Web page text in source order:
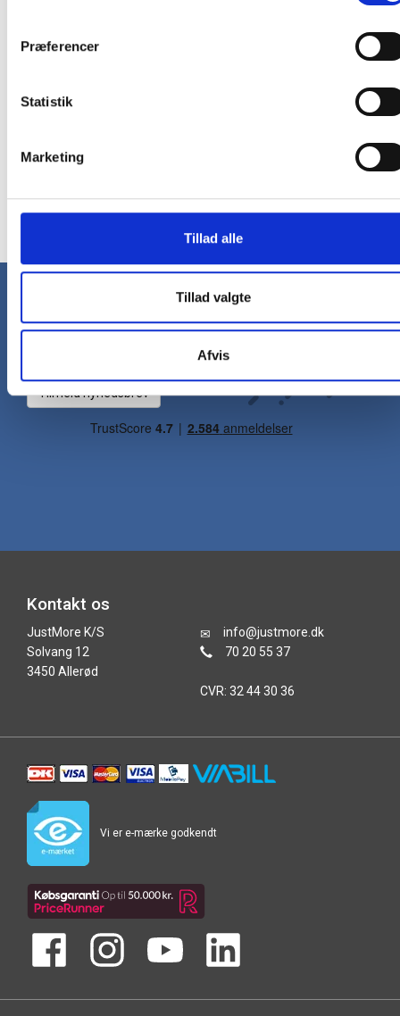
Præferencer
Statistik
Marketing
Tillad alle
Tillad valgte
Afvis
inkl. moms
Læg i kurv Læg i kurv
Få gode tilbud og nyheder direkte i din
Tilmeld nyhedsbrev
Kontakt os
JustMore K/S
Solvang 12
3450 Allerød
info@justmore.dk
70 20 55 37
CVR: 32 44 30 36
Vi er e-mærke godkendt